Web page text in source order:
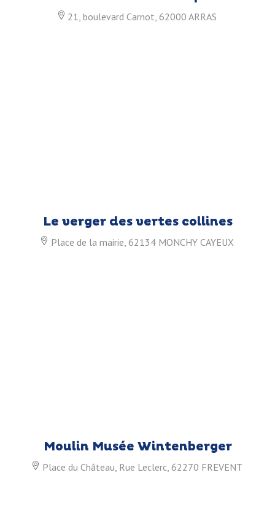
21, boulevard Carnot, 62000 ARRAS
Le verger des vertes collines
Place de la mairie, 62134 MONCHY CAYEUX
Moulin Musée Wintenberger
Place du Château, Rue Leclerc, 62270 FREVENT